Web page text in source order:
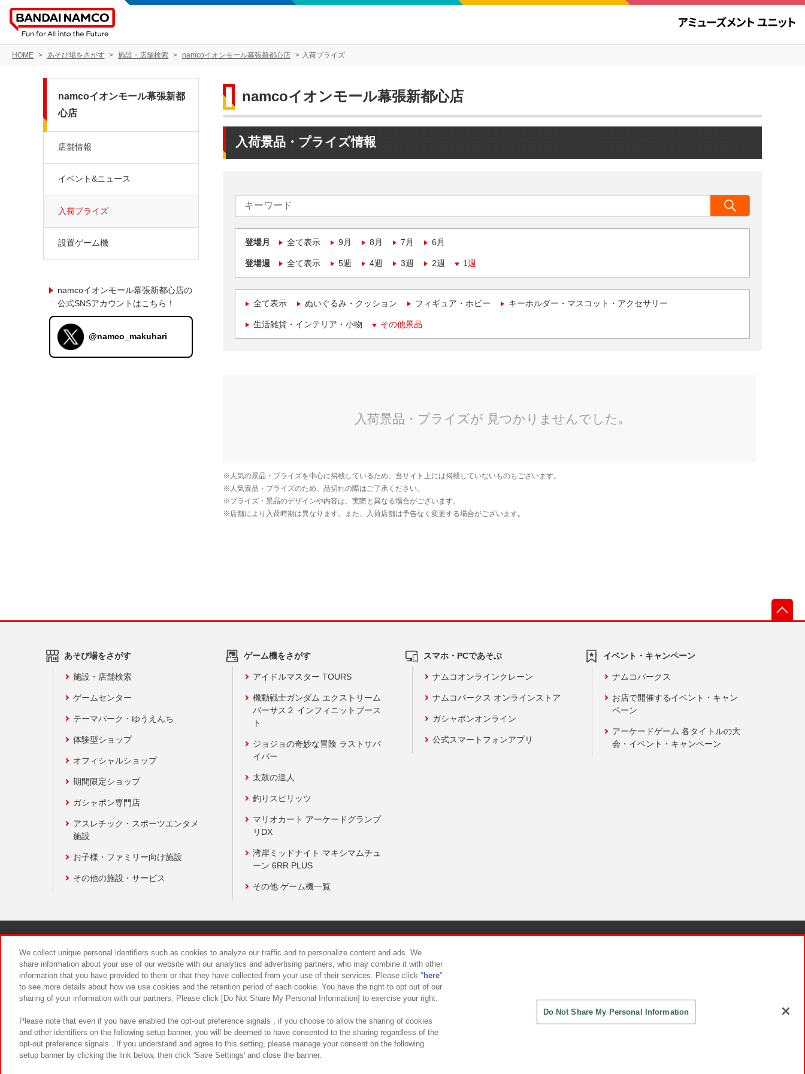
HOME あそび場をさがす 施設・店舗検索 namcoイオンモール幕張新都心店 入荷プライズ
namcoイオンモール幕張新都心店
入荷景品・プライズ情報
登場月 全て表示 9月 8月 7月 6月
登場週 全て表示 5週 4週 3週 2週 1週
全て表示 ぬいぐるみ・クッション フィギュア・ホビー キーホルダー・マスコット・アクセサリー
生活雑貨・インテリア・小物 その他景品
namcoイオンモール幕張新都
心店
店舗情報
イベント&ニュース
入荷プライズ
設置ゲーム機
namcoイオンモール幕張新都心店の
公式SNSアカウントはこちら！
@namco_makuhari
あそび場をさがす
施設・店舗検索
ゲームセンター
テーマパーク・ゆうえんち
体験型ショップ
オフィシャルショップ
期間限定ショップ
ガシャポン専門店
アスレチック・スポーツエンタメ
施設
お子様・ファミリー向け施設
その他の施設・サービス
ゲーム機をさがす
アイドルマスター TOURS
機動戦士ガンダム エクストリーム
バーサス２ インフィニットブース
ト
ジョジョの奇妙な冒険 ラストサバ
イバー
太鼓の達人
釣りスピリッツ
マリオカート アーケードグランプ
リDX
湾岸ミッドナイト マキシマムチュ
ーン 6RR PLUS
その他 ゲーム機一覧
スマホ・PCであそぶ
ナムコオンラインクレーン
ナムコパークス オンラインストア
ガシャポンオンライン
公式スマートフォンアプリ
イベント・キャンペーン
ナムコパークス
お店で開催するイベント・キャン
ペーン
アーケードゲーム 各タイトルの大
会・イベント・キャンペーン
食品のご提供について カスタマーハラスメント対応方針
We collect unique personal identifiers such as cookies to analyze our traffic and to personalize content and ads. We
share information about your use of our website with our analytics and advertising partners, who may combine it with other
information that you have provided to them or that they have collected from your use of their services. Please click " here"
to see more details about how we use cookies and the retention period of each cookie. You have the right to opt out of our
sharing of your information with our partners. Please click [Do Not Share My Personal Information] to exercise your right.
Please note that even if you have enabled the opt-out preference signals , if you choose to allow the sharing of cookies
and other identifiers on the following setup banner, you will be deemed to have consented to the sharing regardless of the
opt-out preference signals . If you understand and agree to this setting, please manage your consent on the following
setup banner by clicking the link below, then click 'Save Settings' and close the banner.
Do Not Share My Personal Information